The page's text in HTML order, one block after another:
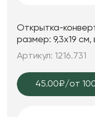
Открытка-
размер: 9,3х19 см,
Артикул: 1216.731
45.00₽/от